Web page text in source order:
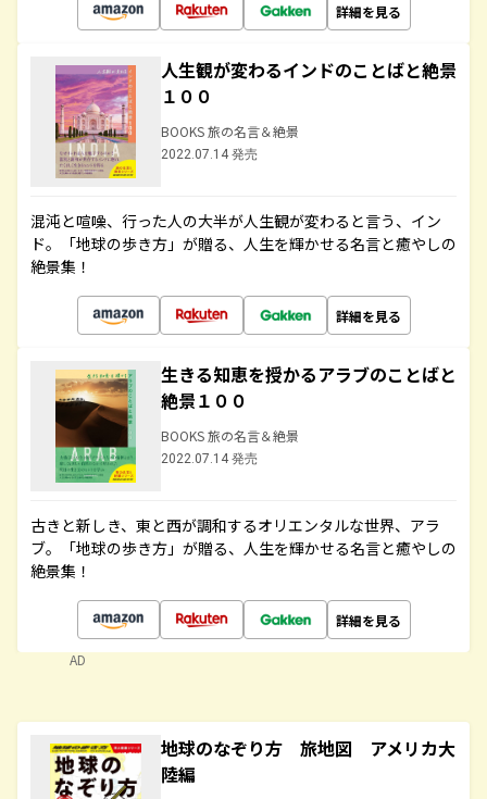
詳細を見る
人生観が変わるインドのことばと絶景
１００
BOOKS 旅の名言＆絶景
2022.07.14 発売
混沌と喧噪、行った人の大半が人生観が変わると言う、イン
ド。「地球の歩き方」が贈る、人生を輝かせる名言と癒やしの
絶景集！
詳細を見る
生きる知恵を授かるアラブのことばと
絶景１００
BOOKS 旅の名言＆絶景
2022.07.14 発売
古きと新しき、東と西が調和するオリエンタルな世界、アラ
ブ。「地球の歩き方」が贈る、人生を輝かせる名言と癒やしの
絶景集！
詳細を見る
AD
地球のなぞり方 旅地図 アメリカ大
陸編